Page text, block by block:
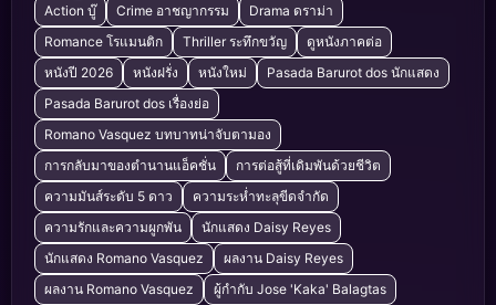
Action บู๊ Crime อาชญากรรม
Drama ดราม่า
Romance โรแมนติก
Thriller ระทึกขวัญ
ดูหนังภาคต่อ
หนังปี 2026
หนังฝรั่ง หนังใหม่
Pasada Barurot dos นักแสดง
Pasada Barurot dos เรื่องย่อ
Romano Vasquez บทบาทน่าจับตามอง
การกลับมาของตำนานแอ็คชั่น
การต่อสู้ที่เดิมพันด้วยชีวิต
ความมันส์ระดับ 5 ดาว
ความระห่ำทะลุขีดจำกัด
ความรักและความผูกพัน
นักแสดง Daisy Reyes
นักแสดง Romano Vasquez
ผลงาน Daisy Reyes
ผลงาน Romano Vasquez
ผู้กำกับ Jose 'Kaka' Balagtas